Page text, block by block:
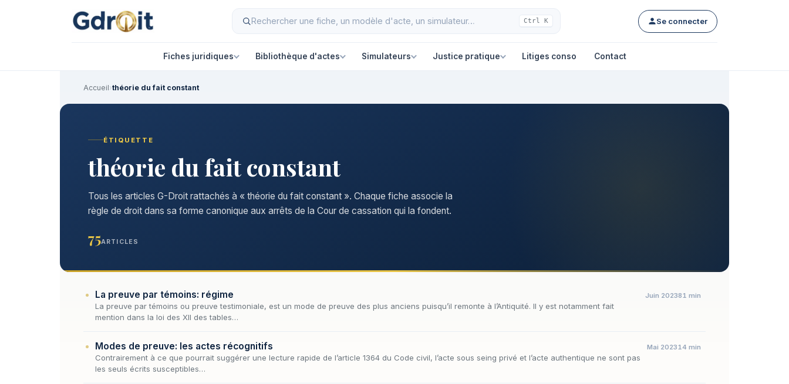
Ctrl K Se connecter
Fiches juridiques Bibliothèque d'actes Simulateurs Justice pratique Litiges conso Contact
Accueil›théorie du fait constant
ÉTIQUETTE
théorie du fait constant
Tous les articles G-Droit rattachés à « théorie du fait constant ». Chaque fiche associe la
règle de droit dans sa forme canonique aux arrêts de la Cour de cassation qui la fondent.
75ARTICLES
La preuve par témoins: régime
La preuve par témoins ou preuve testimoniale, est un mode de preuve des plus anciens puisqu’il remonte à l’Antiquité. Il y est notamment fait
mention dans la loi des XII des tables…
Juin 202381 min
Modes de preuve: les actes récognitifs
Contrairement à ce que pourrait suggérer une lecture rapide de l’article 1364 du Code civil, l’acte sous seing privé et l’acte authentique ne sont pas
les seuls écrits susceptibles…
Mai 202314 min